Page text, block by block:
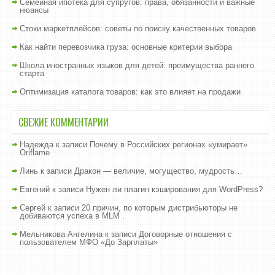
Семейная ипотека для супругов: права, обязанности и важные
нюансы
Стоки маркетплейсов: советы по поиску качественных товаров
Как найти перевозчика груза: основные критерии выбора
Школа иностранных языков для детей: преимущества раннего
старта
Оптимизация каталога товаров: как это влияет на продажи
СВЕЖИЕ КОММЕНТАРИИ
Надеждак записи Почему в Российских регионах «умирает»
Oriflame
Линь к записи Дракон — величие, могущество, мудрость…
Евгений к записи Нужен ли плагин кэширования для WordPress?
Сергей к записи 20 причин, по которым дистрибьюторы не
добиваются успеха в MLM .
Мельникова Ангелинак записи Договорные отношения с
пользователем МФО «До Зарплаты»